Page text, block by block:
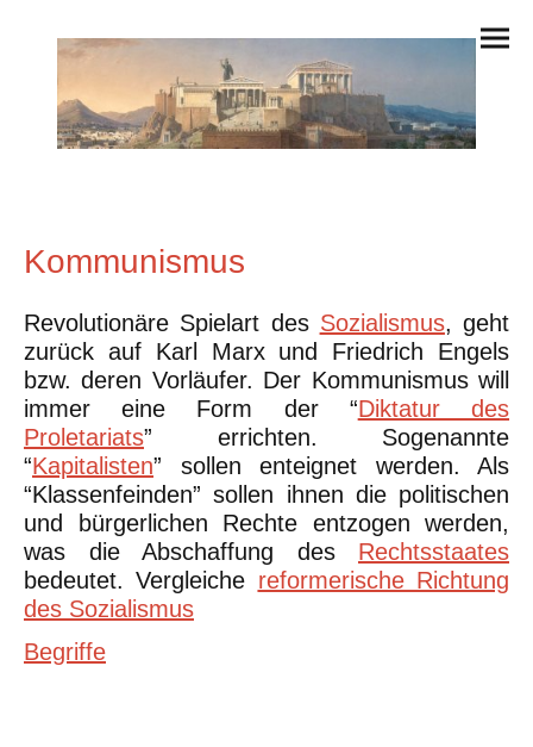
Kommunismus
Revolutionäre Spielart des Sozialismus, geht
zurück auf Karl Marx und Friedrich Engels
bzw. deren Vorläufer. Der Kommunismus will
immer eine Form der “Diktatur des
Proletariats” errichten. Sogenannte
“Kapitalisten” sollen enteignet werden. Als
“Klassenfeinden” sollen ihnen die politischen
und bürgerlichen Rechte entzogen werden,
was die Abschaffung des Rechtsstaates
bedeutet. Vergleiche reformerische Richtung
des Sozialismus
Begriffe